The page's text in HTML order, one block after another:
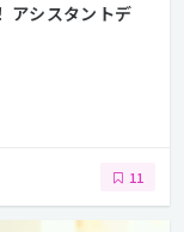
アシスタントデ
11